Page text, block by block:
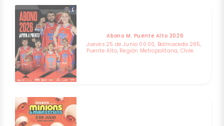
Abono M. Puente Alto 2026
Jueves 25 de Junio 00:00, Balmaceda 265,
Puente Alto, Región Metropolitana, Chile